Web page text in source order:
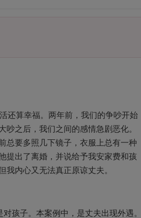
还算幸福。两年前，我们的争吵开始
之后，我们之间的感情急剧恶化。
总要多照几下镜子，衣服上总有一种
提出了离婚，并说给予我安家费和孩
内心又无法真正原谅丈夫。
孩子。本案例中，是丈夫出现外遇。